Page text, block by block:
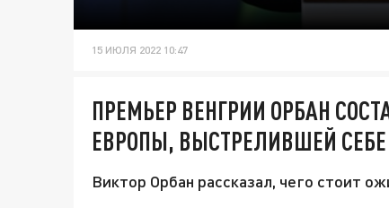
15 ИЮЛЯ 2022 10:47
ПРЕМЬЕР ВЕНГРИИ ОРБАН
ЕВРОПЫ, ВЫСТРЕЛИВШЕЙ
Виктор Орбан рассказал, чего стоит